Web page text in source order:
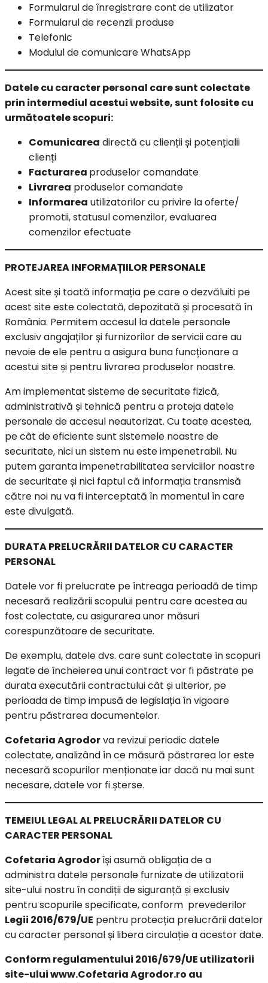
Formularul de înregistrare cont de utilizator
Formularul de recenzii produse
Telefonic
Modulul de comunicare WhatsApp
Datele cu caracter personal care sunt colectate
prin intermediul acestui website, sunt folosite cu
următoatele scopuri:
Comunicarea directă cu clienții și potențialii
clienți
Facturarea produselor comandate
Livrarea produselor comandate
Informarea utilizatorilor cu privire la oferte/
promotii, statusul comenzilor, evaluarea
comenzilor efectuate
PROTEJAREA INFORMAȚIILOR PERSONALE
Acest site și toată informația pe care o dezvăluiti pe
acest site este colectată, depozitată și procesată în
România. Permitem accesul la datele personale
exclusiv angajaților și furnizorilor de servicii care au
nevoie de ele pentru a asigura buna funcționare a
acestui site și pentru livrarea produselor noastre.
Am implementat sisteme de securitate fizică,
administrativă și tehnică pentru a proteja datele
personale de accesul neautorizat. Cu toate acestea,
pe cât de eficiente sunt sistemele noastre de
securitate, nici un sistem nu este impenetrabil. Nu
putem garanta impenetrabilitatea serviciilor noastre
de securitate și nici faptul că informația transmisă
către noi nu va fi interceptată în momentul în care
este divulgată.
DURATA PRELUCRĂRII DATELOR CU CARACTER
PERSONAL
Datele vor fi prelucrate pe întreaga perioadă de timp
necesară realizării scopului pentru care acestea au
fost colectate, cu asigurarea unor măsuri
corespunzătoare de securitate.
De exemplu, datele dvs. care sunt colectate în scopuri
legate de încheierea unui contract vor fi păstrate pe
durata executării contractului cât și ulterior, pe
perioada de timp impusă de legislația în vigoare
pentru păstrarea documentelor.
Cofetaria Agrodorva revizui periodic datele
colectate, analizând în ce măsură păstrarea lor este
necesară scopurilor menționate iar dacă nu mai sunt
necesare, datele vor fi șterse.
TEMEIUL LEGAL AL PRELUCRĂRII DATELOR CU
CARACTER PERSONAL
Cofetaria Agrodorîși asumă obligația de a
administra datele personale furnizate de utilizatorii
site-ului nostru în condiții de siguranță și exclusiv
pentru scopurile specificate, conform prevederilor
Legii 2016/679/UE pentru protecția prelucrării datelor
cu caracter personal și libera circulație a acestor date.
Conform regulamentului 2016/679/UE utilizatorii
site-ului www.Cofetaria Agrodor.ro au